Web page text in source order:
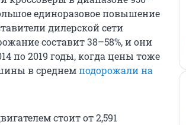
единоразовое повышение
дилерской сети
составит 38–58%, и они
по 2019 годы, когда цены тоже
в среднемподорожали на
стоит от 2,591